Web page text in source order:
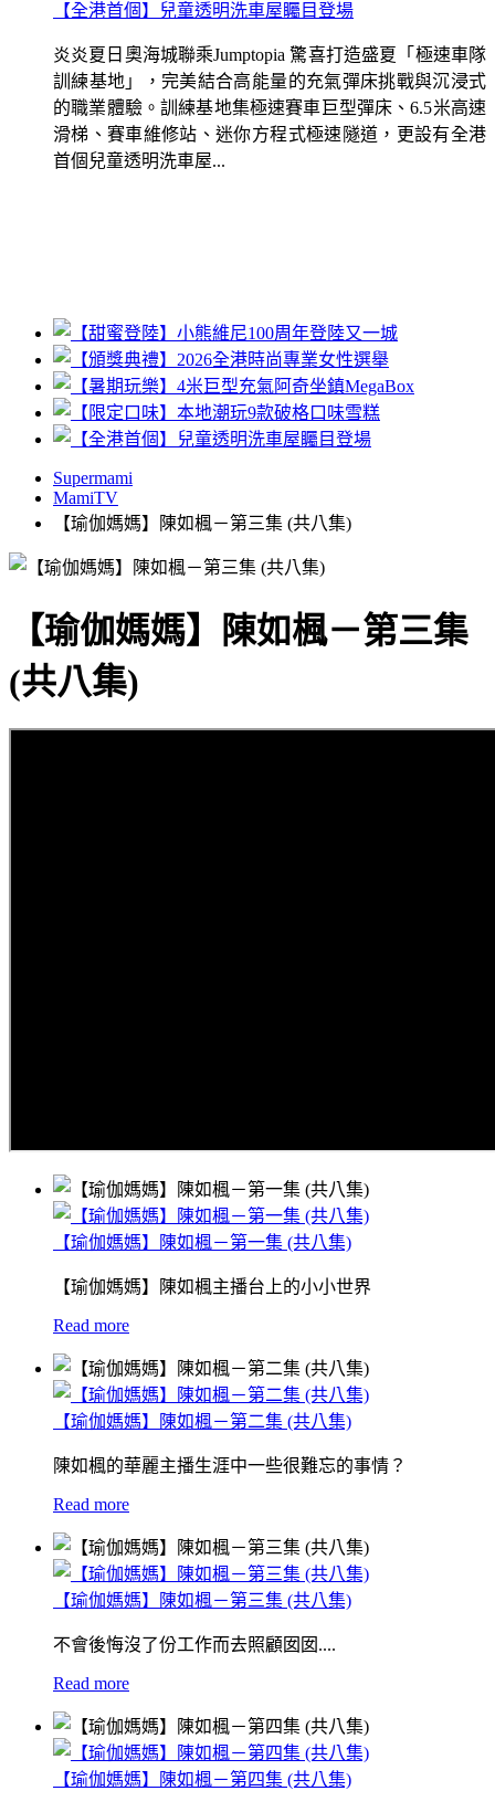
【全港首個】兒童透明洗車屋矚目登場
炎炎夏日奧海城聯乘Jumptopia 驚喜打造盛夏「極速車隊
訓練基地」，完美結合高能量的充氣彈床挑戰與沉浸式
的職業體驗。訓練基地集極速賽車巨型彈床、6.5米高速
滑梯、賽車維修站、迷你方程式極速隧道，更設有全港
首個兒童透明洗車屋...
Supermami
MamiTV
【瑜伽媽媽】陳如楓－第三集 (共八集)
【瑜伽媽媽】陳如楓－第三集
(共八集)
【瑜伽媽媽】陳如楓－第一集 (共八集)
【瑜伽媽媽】陳如楓主播台上的小小世界
Read more
【瑜伽媽媽】陳如楓－第二集 (共八集)
陳如楓的華麗主播生涯中一些很難忘的事情？
Read more
【瑜伽媽媽】陳如楓－第三集 (共八集)
不會後悔沒了份工作而去照顧囡囡....
Read more
【瑜伽媽媽】陳如楓－第四集 (共八集)